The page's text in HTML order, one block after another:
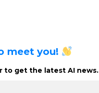
meet you!
to get the latest AI news.